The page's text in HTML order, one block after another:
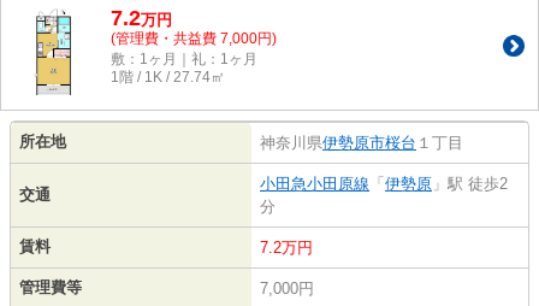
7.2万円
(管理費・共益費 7,000円)
敷：1ヶ月｜礼：1ヶ月
1階 / 1K / 27.74㎡
所在地 神奈川県伊勢原市桜台 １丁目
交通
小田急小田原線 「 伊勢原 」駅 徒歩2
分
賃料 7.2万円
管理費等 7,000円